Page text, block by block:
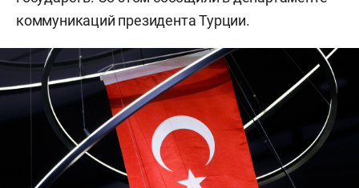
коммуникаций президента Турции.